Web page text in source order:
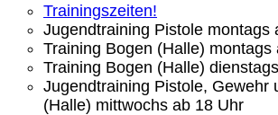
Trainingszeiten!
Jugendtraining Pistole montags
Training Bogen (Halle) montags
Training Bogen (Halle)
Jugendtraining Pistole, Gewehr
(Halle) mittwochs ab 18 Uhr